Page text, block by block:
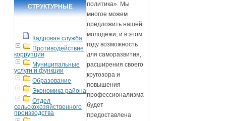
СТРУКТУРНЫЕ
Кадровая служба
Противодействие
коррупции
Муниципальные
услуги и функции
Образование
Экономика района
Отдел
сельскохозяйственного
производства
политика». Мы
многое можем
предложить нашей
молодежи, и в этом
году возможность
для саморазвития,
расширения своего
кругозора и
повышения
профессионализма
будет
предоставлена